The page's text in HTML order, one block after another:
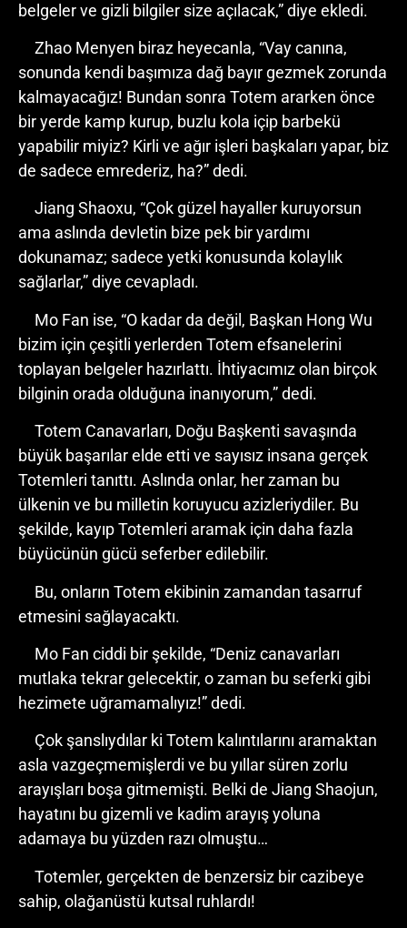
belgeler ve gizli bilgiler size açılacak,” diye ekledi.
Zhao Menyen biraz heyecanla, “Vay canına,
sonunda kendi başımıza dağ bayır gezmek zorunda
kalmayacağız! Bundan sonra Totem ararken önce
bir yerde kamp kurup, buzlu kola içip barbekü
yapabilir miyiz? Kirli ve ağır işleri başkaları yapar, biz
de sadece emrederiz, ha?” dedi.
Jiang Shaoxu, “Çok güzel hayaller kuruyorsun
ama aslında devletin bize pek bir yardımı
dokunamaz; sadece yetki konusunda kolaylık
sağlarlar,” diye cevapladı.
Mo Fan ise, “O kadar da değil, Başkan Hong Wu
bizim için çeşitli yerlerden Totem efsanelerini
toplayan belgeler hazırlattı. İhtiyacımız olan birçok
bilginin orada olduğuna inanıyorum,” dedi.
Totem Canavarları, Doğu Başkenti savaşında
büyük başarılar elde etti ve sayısız insana gerçek
Totemleri tanıttı. Aslında onlar, her zaman bu
ülkenin ve bu milletin koruyucu azizleriydiler. Bu
şekilde, kayıp Totemleri aramak için daha fazla
büyücünün gücü seferber edilebilir.
Bu, onların Totem ekibinin zamandan tasarruf
etmesini sağlayacaktı.
Mo Fan ciddi bir şekilde, “Deniz canavarları
mutlaka tekrar gelecektir, o zaman bu seferki gibi
hezimete uğramamalıyız!” dedi.
Çok şanslıydılar ki Totem kalıntılarını aramaktan
asla vazgeçmemişlerdi ve bu yıllar süren zorlu
arayışları boşa gitmemişti. Belki de Jiang Shaojun,
hayatını bu gizemli ve kadim arayış yoluna
adamaya bu yüzden razı olmuştu…
Totemler, gerçekten de benzersiz bir cazibeye
sahip, olağanüstü kutsal ruhlardı!